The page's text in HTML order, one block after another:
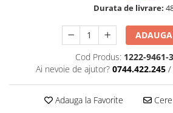
Durata de livrare:
Cod Produs: 1222-9461-
Ai nevoie de ajutor? 0744.422.245 /
Adauga la Favorite Cere